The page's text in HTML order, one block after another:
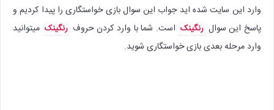
وارد این سایت شده اید جواب این سوال بازی خواستگاری را پیدا کردیم و
پاسخ این سوال رنگینک است. شما با وارد کردن حروف رنگینک میتوانید
وارد مرحله بعدی بازی خواستگاری شوید.